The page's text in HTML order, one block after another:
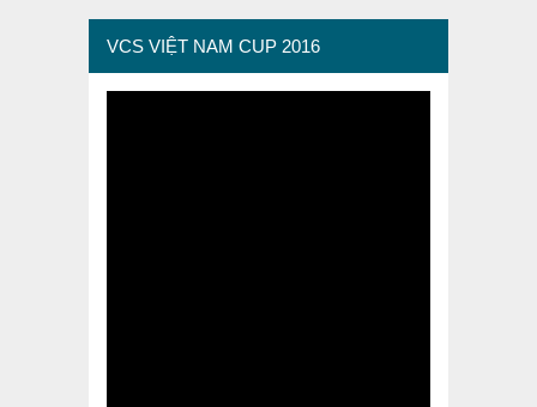
VCS VIỆT NAM CUP 2016